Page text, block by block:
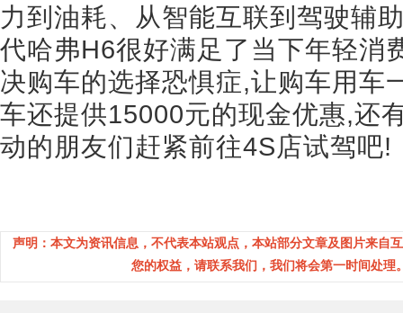
力到油耗、从智能互联到驾驶辅
代哈弗H6很好满足了当下年轻消
决购车的选择恐惧症,让购车用车
车还提供15000元的现金优惠,还
动的朋友们赶紧前往4S店试驾吧!
声明：本文为资讯信息，不代表本站观点，本站部分文章及图片来自
您的权益，请联系我们，我们将会第一时间处